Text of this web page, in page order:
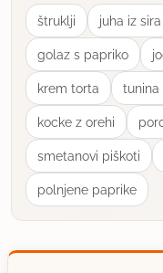
sprobam ob
uporabno
Abeta
član od 2005 43
8.7.2015 ob 10:53
izgleda noro, bo
štruklji juha iz sira
golaz s papriko
krem torta tunina
kocke z orehi
smetanovi piškoti
polnjene paprike